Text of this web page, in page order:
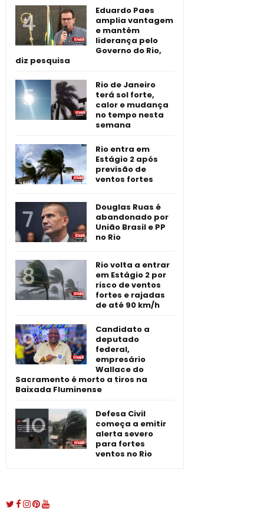
Eduardo Paes
amplia vantagem
e mantém
liderança pelo
Governo do Rio,
diz pesquisa
Rio de Janeiro
terá sol forte,
calor e mudança
no tempo nesta
semana
Rio entra em
Estágio 2 após
previsão de
ventos fortes
Douglas Ruas é
abandonado por
União Brasil e PP
no Rio
Rio volta a entrar
em Estágio 2 por
risco de ventos
fortes e rajadas
de até 90 km/h
Candidato a
deputado
federal,
empresário
Wallace do
Sacramento é morto a tiros na
Baixada Fluminense
Defesa Civil
começa a emitir
alerta severo
para fortes
ventos no Rio